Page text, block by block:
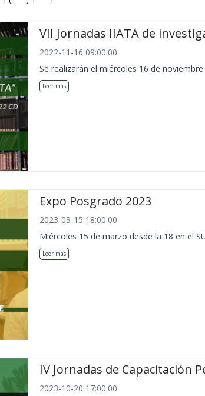
VII Jornadas IIATA de
2022-11-16 09:00:00
Se realizarán el miércoles 16 de noviembre
Leer más
Expo Posgrado 2023
2023-03-15 18:00:00
Miércoles 15 de marzo desde la 18 en el
Leer más
IV Jornadas de Capacitación
2023-10-20 17:00:00